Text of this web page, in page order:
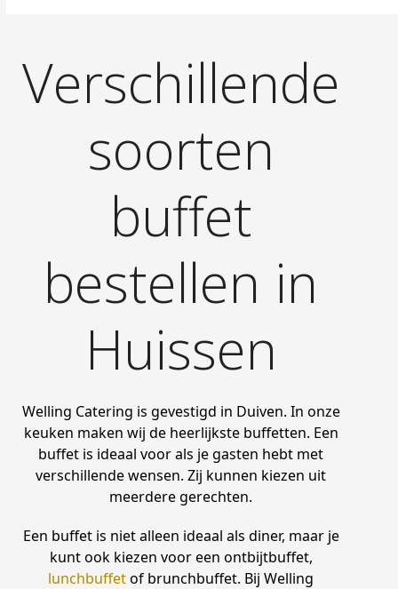
Verschillende
soorten
buffet
bestellen in
Huissen
Welling Catering is gevestigd in Duiven. In onze
keuken maken wij de heerlijkste buffetten. Een
buffet is ideaal voor als je gasten hebt met
verschillende wensen. Zij kunnen kiezen uit
meerdere gerechten.
Een buffet is niet alleen ideaal als diner, maar je
kunt ook kiezen voor een ontbijtbuffet,
lunchbuffetof brunchbuffet. Bij Welling